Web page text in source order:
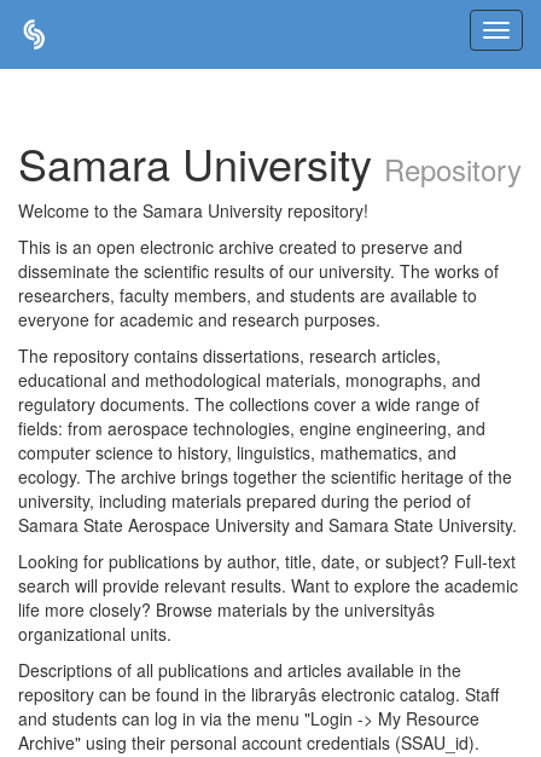
Samara University Repository
Welcome to the Samara University repository!
This is an open electronic archive created to preserve and
disseminate the scientific results of our university. The works of
researchers, faculty members, and students are available to
everyone for academic and research purposes.
The repository contains dissertations, research articles,
educational and methodological materials, monographs, and
regulatory documents. The collections cover a wide range of
fields: from aerospace technologies, engine engineering, and
computer science to history, linguistics, mathematics, and
ecology. The archive brings together the scientific heritage of the
university, including materials prepared during the period of
Samara State Aerospace University and Samara State University.
Looking for publications by author, title, date, or subject? Full-text
search will provide relevant results. Want to explore the academic
life more closely? Browse materials by the universityâs
organizational units.
Descriptions of all publications and articles available in the
repository can be found in the libraryâs electronic catalog. Staff
and students can log in via the menu "Login -> My Resource
Archive" using their personal account credentials (SSAU_id).